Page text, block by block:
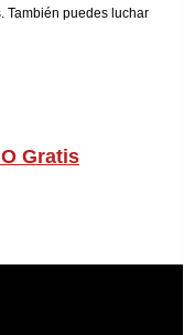
También puedes luchar
Gratis